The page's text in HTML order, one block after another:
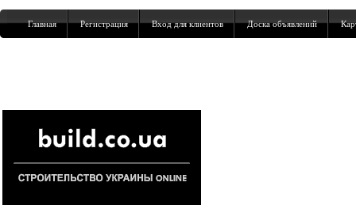
Главная Регистрация Вход для клиентов Доска объявлений